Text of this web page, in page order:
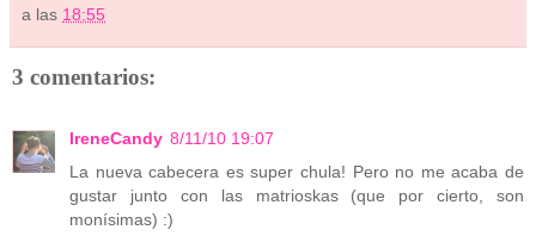
a las 18:55
3 comentarios:
IreneCandy 8/11/10 19:07
La nueva cabecera es super chula! Pero no me acaba de
gustar junto con las matrioskas (que por cierto, son
monísimas) :)